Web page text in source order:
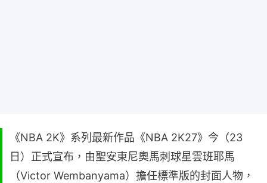
《NBA 2K》系列最新作品《NBA 2K27》今（23
日）正式宣布，由聖安東尼奧馬刺球星雲班耶馬
（Victor Wembanyama）擔任標準版的封面人物，